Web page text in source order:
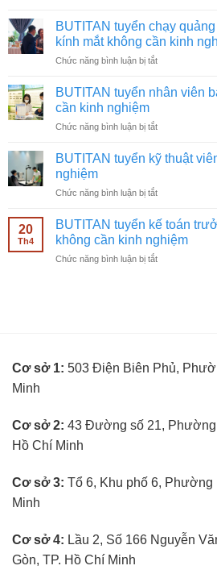
tuyển
quay
video
ngành
mắt
kinh
BUTITAN tuyển chạy
kính mắt không cần kinh
Chức năng bình luận bị tắtở
tuyển
cáo
ngành
không
kinh
nghiệm
BUTITAN tuyển nhân viên
cần kinh nghiệm
Chức năng bình luận bị tắtở
tuyển
nhân
bán
kính
mắt
không
cần
BUTITAN tuyển kỹ thuật
nghiệm
Chức năng bình luận bị tắtở
tuyển
kỹ
thuật
viên
20
Th4
BUTITAN tuyển kế toán
không cần kinh nghiệm
Chức năng bình luận bị tắtở
mắt
nghiệm
Cơ sở 1: 503 Điện Biên Phủ,
Minh
Cơ sở 2: 43 Đường số 21, Phường
Hồ Chí Minh
Cơ sở 3: Tổ 6, Khu phố 6, Phường
Minh
Cơ sở 4: Lầu 2, Số 166 Nguyễn
Gòn, TP. Hồ Chí Minh